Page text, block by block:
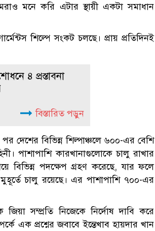
মনে করি এটার স্থায়ী একটা সমাধান
শিল্পে সংকট চলছে। প্রায় প্রতিদিনই
৪ প্রস্তাবনা
বিস্তারিত পড়ুন
দেশের বিভিন্ন শিল্পাঞ্চলে ৬০০-এর বেশি
পাশাপাশি কারখানাগুলোকে চালু রাখার
বিভিন্ন পদক্ষেপ গ্রহণ করেছে, যার ফলে
চালু রয়েছে। এর পাশাপাশি ৭০০-এর
জিয়া সম্প্রতি নিজেকে নির্দোষ দাবি করে
এক প্রশ্নের জবাবে ইন্তেখাব হায়দার খান